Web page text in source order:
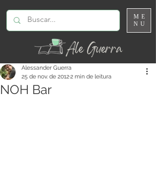
ME
NU
NOH Bar
Alessander Guerra
25 de nov. de 20122 min de leitura